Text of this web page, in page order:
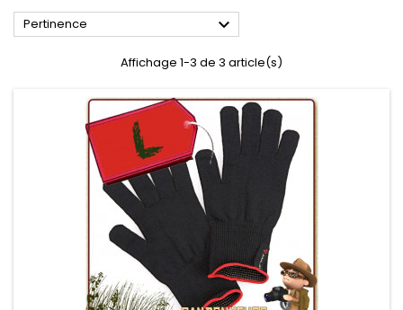
Pertinence 
Affichage 1-3 de 3 article(s)